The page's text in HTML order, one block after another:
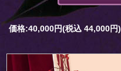
価格:40,000円(税込 44,000円)